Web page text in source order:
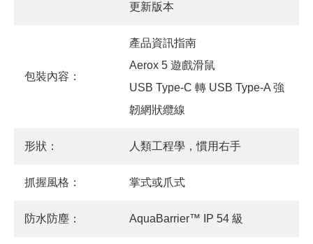
更新版本
包裝內容：
產品資訊指南
Aerox 5 遊戲滑鼠
USB Type-C 轉 USB Type-A 強
韌網狀纜線
形狀： 人類工程學，慣用右手
抓握風格： 掌式或爪式
防水防塵： AquaBarrier™ IP 54 級